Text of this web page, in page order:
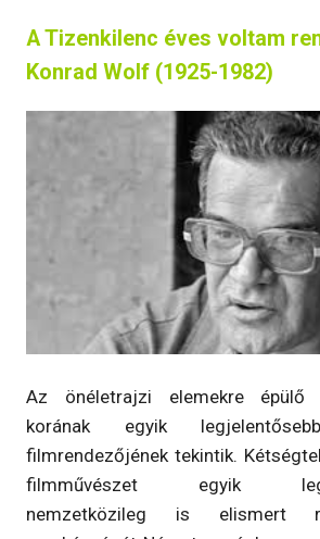
A Tizenkilenc éves voltam
Konrad Wolf (1925-1982)
Az önéletrajzi elemekre épülő
korának egyik
filmrendezőjének tekintik.
filmművészet egyik
nemzetközileg is elismert